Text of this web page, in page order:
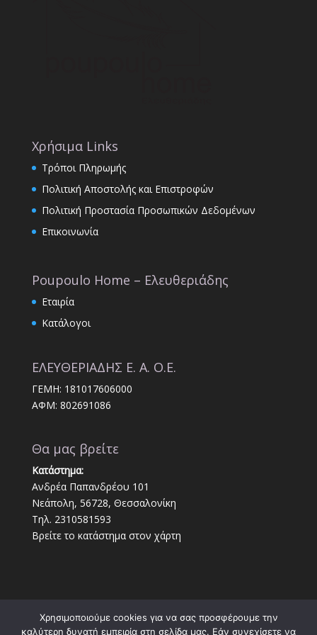
Χρήσιμα Links
Τρόποι Πληρωμής
Πολιτική Αποστολής και Επιστροφών
Πολιτική Προστασία Προσωπικών Δεδομένων
Επικοινωνία
Poupoulo Home – Ελευθεριάδης
Εταιρία
Κατάλογοι
ΕΛΕΥΘΕΡΙΑΔΗΣ Ε. Α. Ο.Ε.
ΓΕΜΗ: 181017606000
ΑΦΜ: 802691086
Θα μας βρείτε
Κατάστημα:
Ανδρέα Παπανδρέου 101
Νεάπολη, 56728, Θεσσαλονίκη
Τηλ. 2310581593
Βρείτε το κατάστημα στον χάρτη
Χρησιμοποιούμε cookies για να σας προσφέρουμε την
καλύτερη δυνατή εμπειρία στη σελίδα μας. Εάν συνεχίσετε να